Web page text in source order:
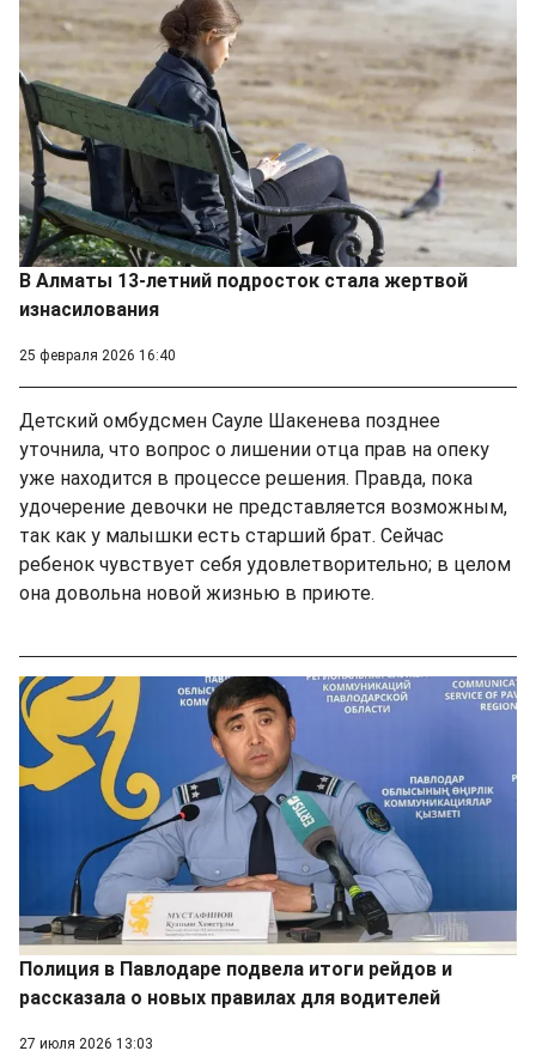
В Алматы 13-летний подросток стала жертвой
изнасилования
25 февраля 2026 16:40
Детский омбудсмен Сауле Шакенева позднее
уточнила, что вопрос о лишении отца прав на опеку
уже находится в процессе решения. Правда, пока
удочерение девочки не представляется возможным,
так как у малышки есть старший брат. Сейчас
ребенок чувствует себя удовлетворительно; в целом
она довольна новой жизнью в приюте.
Полиция в Павлодаре подвела итоги рейдов и
рассказала о новых правилах для водителей
27 июля 2026 13:03